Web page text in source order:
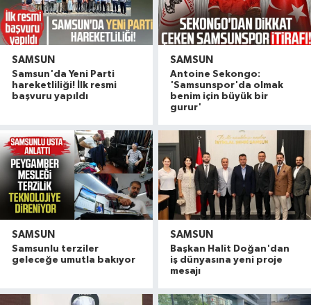
SAMSUN
Samsun'da Yeni Parti
hareketliliği! İlk resmi
başvuru yapıldı
SAMSUN
Antoine Sekongo:
'Samsunspor'da olmak
benim için büyük bir
gurur'
SAMSUN
Samsunlu terziler
geleceğe umutla bakıyor
SAMSUN
Başkan Halit Doğan'dan
iş dünyasına yeni proje
mesajı